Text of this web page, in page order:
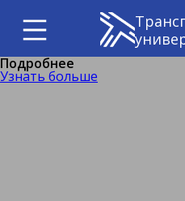
Подробнее
Узнать больше